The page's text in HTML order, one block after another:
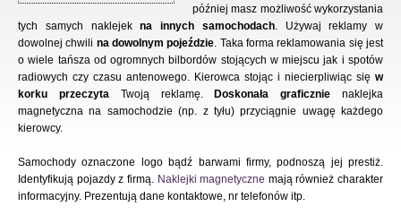
później masz możliwość wykorzystania
tych samych naklejekna innych samochodach. Używaj reklamy w
dowolnej chwili na dowolnym pojeździe. Taka forma reklamowania się jest
o wiele tańsza od ogromnych bilbordów stojących w miejscu jak i spotów
radiowych czy czasu antenowego. Kierowca stojąc i niecierpliwiąc się w
korku przeczytaTwoją reklamę. Doskonała graficznie naklejka
magnetyczna na samochodzie (np. z tyłu) przyciągnie uwagę każdego
kierowcy.
Samochody oznaczone logo bądź barwami firmy, podnoszą jej prestiż.
Identyfikują pojazdy z firmą. Naklejki magnetyczne mają również charakter
informacyjny. Prezentują dane kontaktowe, nr telefonów itp.